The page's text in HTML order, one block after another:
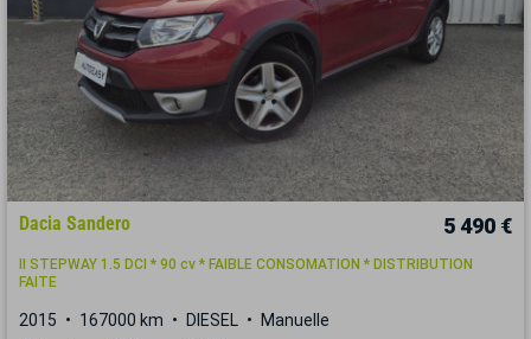
Dacia Sandero 5 490 €
II STEPWAY 1.5 DCI * 90 cv * FAIBLE CONSOMATION * DISTRIBUTION
FAITE
2015 167000 km DIESEL Manuelle